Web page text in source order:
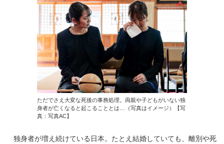
ただでさえ大変な死後の事務処理。両親や子どもがいない独
身者が亡くなると起こることとは…（写真はイメージ）【写
真：写真AC】
独身者が増え続けている日本。たとえ結婚していても、離別や死